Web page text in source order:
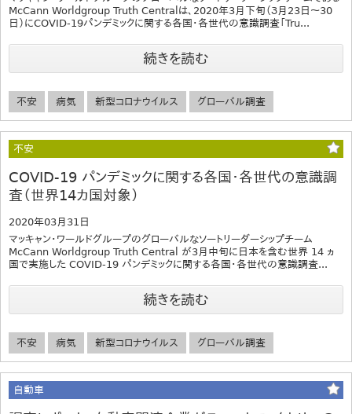
McCann Worldgroup Truth Centralは、2020年3月下旬（３月23日〜30
日）にCOVID-19パンデミックに関する各国・各世代の意識調査「Tru...
続きを読む
不安 病気 新型コロナウイルス グローバル調査
不安
COVID-19 パンデミックに関する各国・各世代の意識調
査（世界14カ国対象）
2020年03月31日
マッキャン・ワールドグループのグローバルなソートリーダーシップチーム
McCann Worldgroup Truth Central が3月中旬に日本を含む世界 14 ヵ
国で実施した COVID-19 パンデミックに関する各国・各世代の意識調査...
続きを読む
不安 病気 新型コロナウイルス グローバル調査
自動車